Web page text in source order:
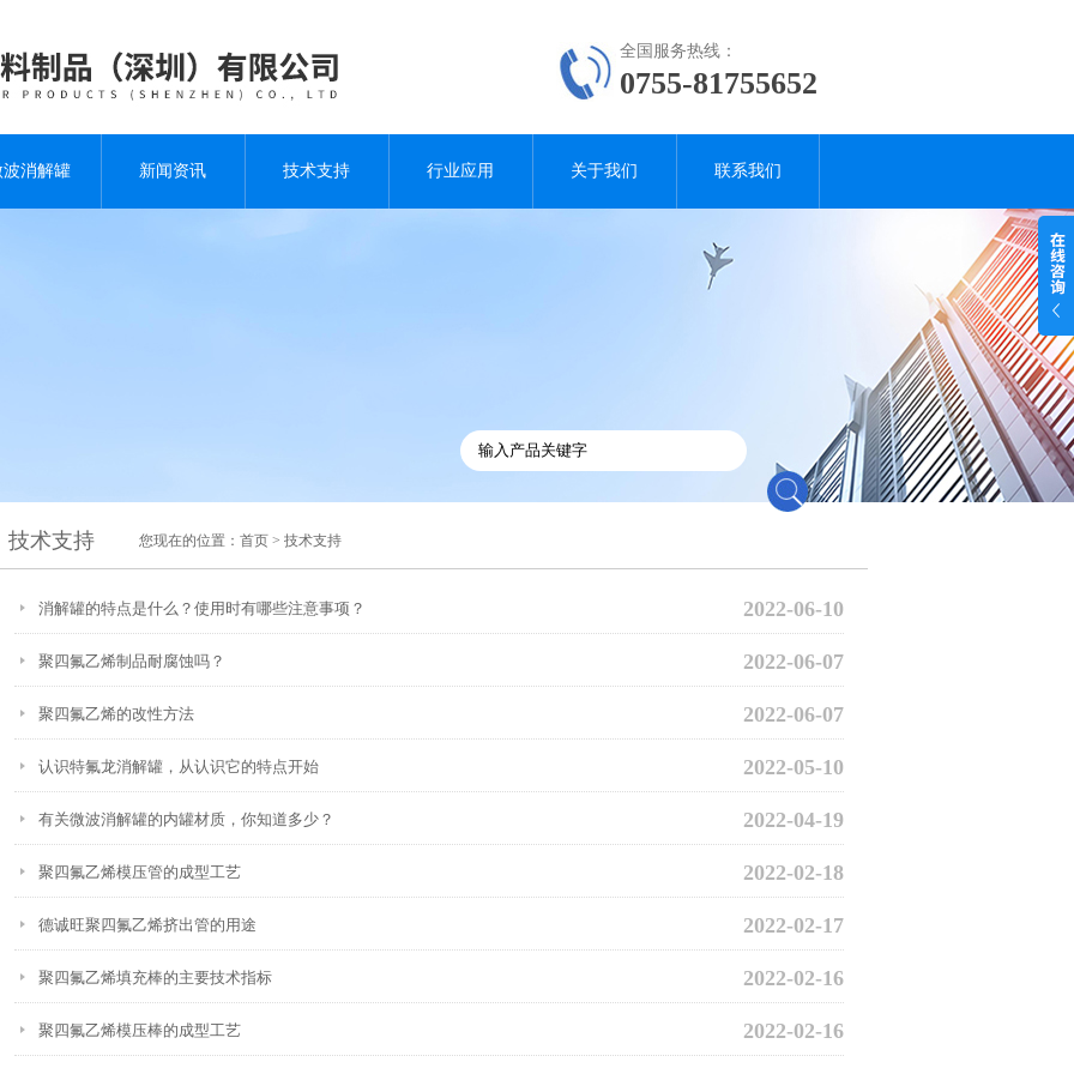
全国服务热线：
0755-81755652
波消解罐 新闻资讯 技术支持 行业应用 关于我们 联系我们
技术支持 您现在的位置： 首页 > 技术支持
消解罐的特点是什么？使用时有哪些注意事项？ 2022-06-10
聚四氟乙烯制品耐腐蚀吗？ 2022-06-07
聚四氟乙烯的改性方法 2022-06-07
认识特氟龙消解罐，从认识它的特点开始 2022-05-10
有关微波消解罐的内罐材质，你知道多少？ 2022-04-19
聚四氟乙烯模压管的成型工艺 2022-02-18
德诚旺聚四氟乙烯挤出管的用途 2022-02-17
聚四氟乙烯填充棒的主要技术指标 2022-02-16
聚四氟乙烯模压棒的成型工艺 2022-02-16